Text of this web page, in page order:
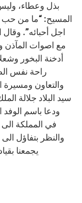
بذل وعطاء، وليس
المسيح: “ما من
اجل أحبائه”. وقال
مع اصوات المآذن
أدخنة البخور
راحة نفس
والتعاون ومسيرة
سيد البلاد جلالة
ودعا باسم
في المملكة
والنظر بتفاؤل
يجمعنا